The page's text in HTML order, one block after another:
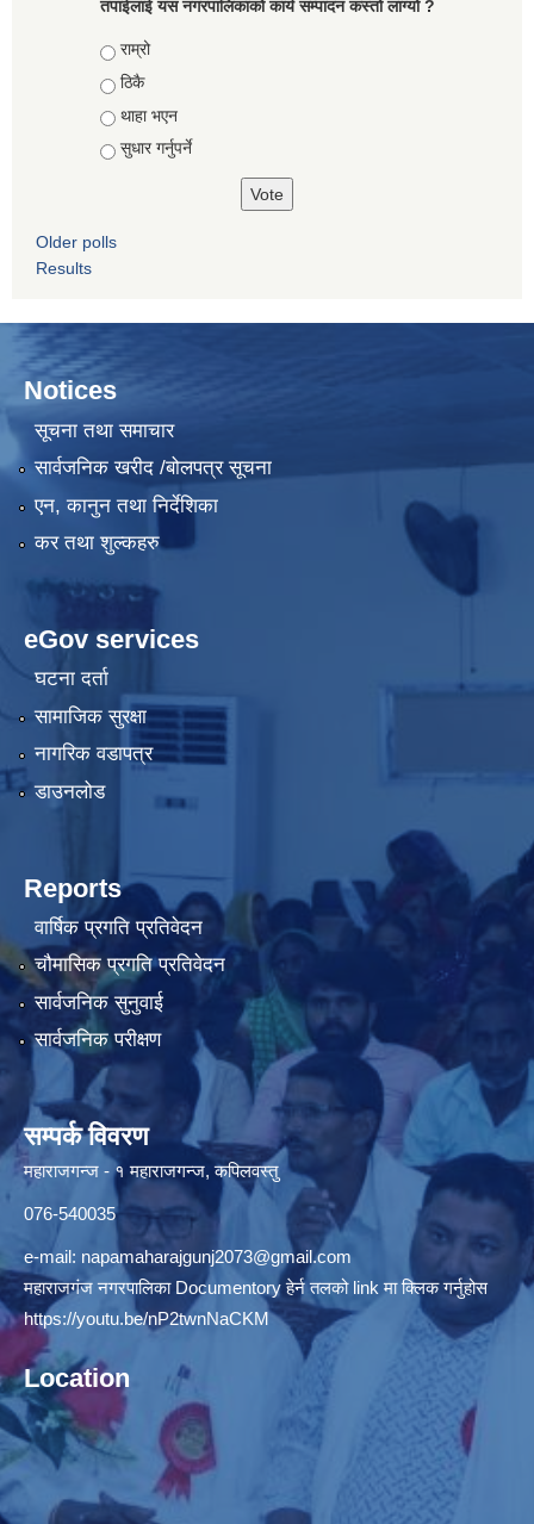
तपाईलाई यस नगरपालिकाको कार्य सम्पादन कस्तो लाग्यो ?
Choices
राम्रो
ठिकै
थाहा भएन
सुधार गर्नुपर्ने
Older polls
Results
Notices
सूचना तथा समाचार
सार्वजनिक खरीद /बोलपत्र सूचना
एन, कानुन तथा निर्देशिका
कर तथा शुल्कहरु
eGov services
घटना दर्ता
सामाजिक सुरक्षा
नागरिक वडापत्र
डाउनलोड
Reports
वार्षिक प्रगति प्रतिवेदन
चौमासिक प्रगति प्रतिवेदन
सार्वजनिक सुनुवाई
सार्वजनिक परीक्षण
सम्पर्क विवरण
महाराजगन्ज - १ महाराजगन्ज, कपिलवस्तु
076-540035
e-mail: napamaharajgunj2073@gmail.com
महाराजगंज नगरपालिका Documentory हेर्न तलको link मा क्लिक गर्नुहोस
https://youtu.be/nP2twnNaCKM
Location